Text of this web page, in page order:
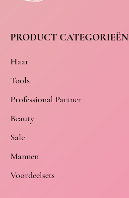
PRODUCT CATEGORIEËN
Haar
Tools
Professional Partner
Beauty
Sale
Mannen
Voordeelsets